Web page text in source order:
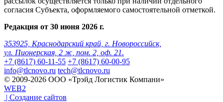
согласия Субъекта, оформляемого самостоятельной отметкой.
Редакция от 30 июня 2026 г.
353925, Краснодарский край, г. Новороссийск,
ул. Пионерская, 2 ж, пом. 2, оф. 21.
+7 (8617) 60-11-55 +7 (8617) 60-00-95
info@tlcnovo.ru tech@tlcnovo.ru
© 2009-2026 ООО «Трэйд Логистик Компани»
WEB2
| Создание сайтов